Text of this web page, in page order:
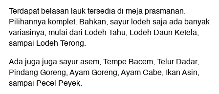
Terdapat belasan lauk tersedia di meja prasmanan.
Pilihannya komplet. Bahkan, sayur lodeh saja ada banyak
variasinya, mulai dari Lodeh Tahu, Lodeh Daun Ketela,
sampai Lodeh Terong.
Ada juga juga sayur asem, Tempe Bacem, Telur Dadar,
Pindang Goreng, Ayam Goreng, Ayam Cabe, Ikan Asin,
sampai Pecel Peyek.